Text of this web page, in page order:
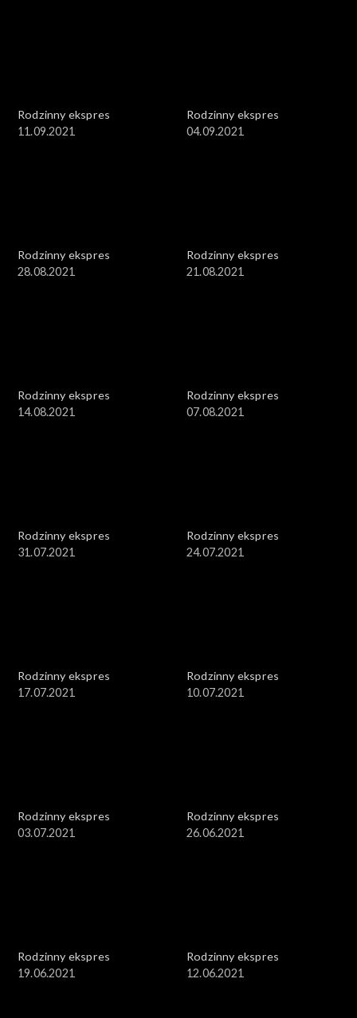
Rodzinny ekspres
11.09.2021
Rodzinny ekspres
04.09.2021
Rodzinny ekspres
28.08.2021
Rodzinny ekspres
21.08.2021
Rodzinny ekspres
14.08.2021
Rodzinny ekspres
07.08.2021
Rodzinny ekspres
31.07.2021
Rodzinny ekspres
24.07.2021
Rodzinny ekspres
17.07.2021
Rodzinny ekspres
10.07.2021
Rodzinny ekspres
03.07.2021
Rodzinny ekspres
26.06.2021
Rodzinny ekspres
19.06.2021
Rodzinny ekspres
12.06.2021